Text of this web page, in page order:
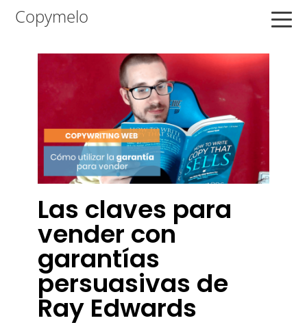
Saltar
Saltar
contenido
Saltar
Copymelo
Las claves para
vender con
garantías
persuasivas de
Ray Edwards